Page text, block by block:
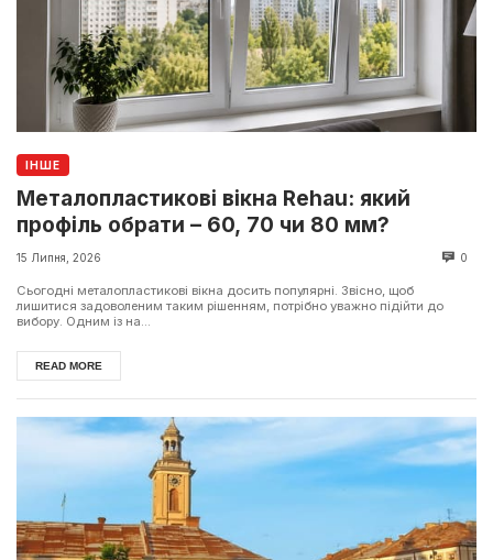
ІНШЕ
Металопластикові вікна Rehau: який
профіль обрати – 60, 70 чи 80 мм?
15 Липня, 2026 0
Сьогодні металопластикові вікна досить популярні. Звісно, щоб
лишитися задоволеним таким рішенням, потрібно уважно підійти до
вибору. Одним із на...
READ MORE